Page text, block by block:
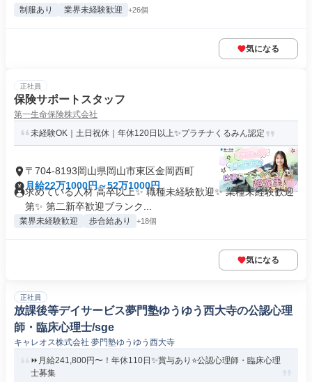
制服あり 業界未経験歓迎 +26個
気になる
正社員
保険サポートスタッフ
第一生命保険株式会社
未経験OK｜土日祝休｜年休120日以上✨プラチナくるみん認定
〒704-8193岡山県岡山市東区金岡西町
月給22万1000円～52万1000円
求めている人材 高卒以上✨ 職種未経験歓迎✨ 業種未経験歓迎
第✨ 第二新卒歓迎ブランク...
業界未経験歓迎 歩合給あり +18個
気になる
正社員
放課後等デイサービス夢門塾ゆうゆう西大寺の公認心理
師・臨床心理士/sge
キャレオス株式会社 夢門塾ゆうゆう西大寺
⏩️月給241,800円〜！年休110日✨️賞与あり⭐公認心理師・臨床心理
士募集